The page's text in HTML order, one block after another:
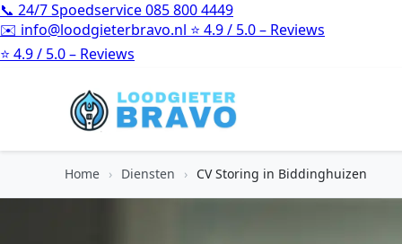
📞 24/7 Spoedservice085 800 4449
✉️ info@loodgieterbravo.nl ⭐ 4.9 / 5.0 – Reviews
⭐ 4.9 / 5.0 – Reviews
Home › Diensten › CV Storing in Biddinghuizen